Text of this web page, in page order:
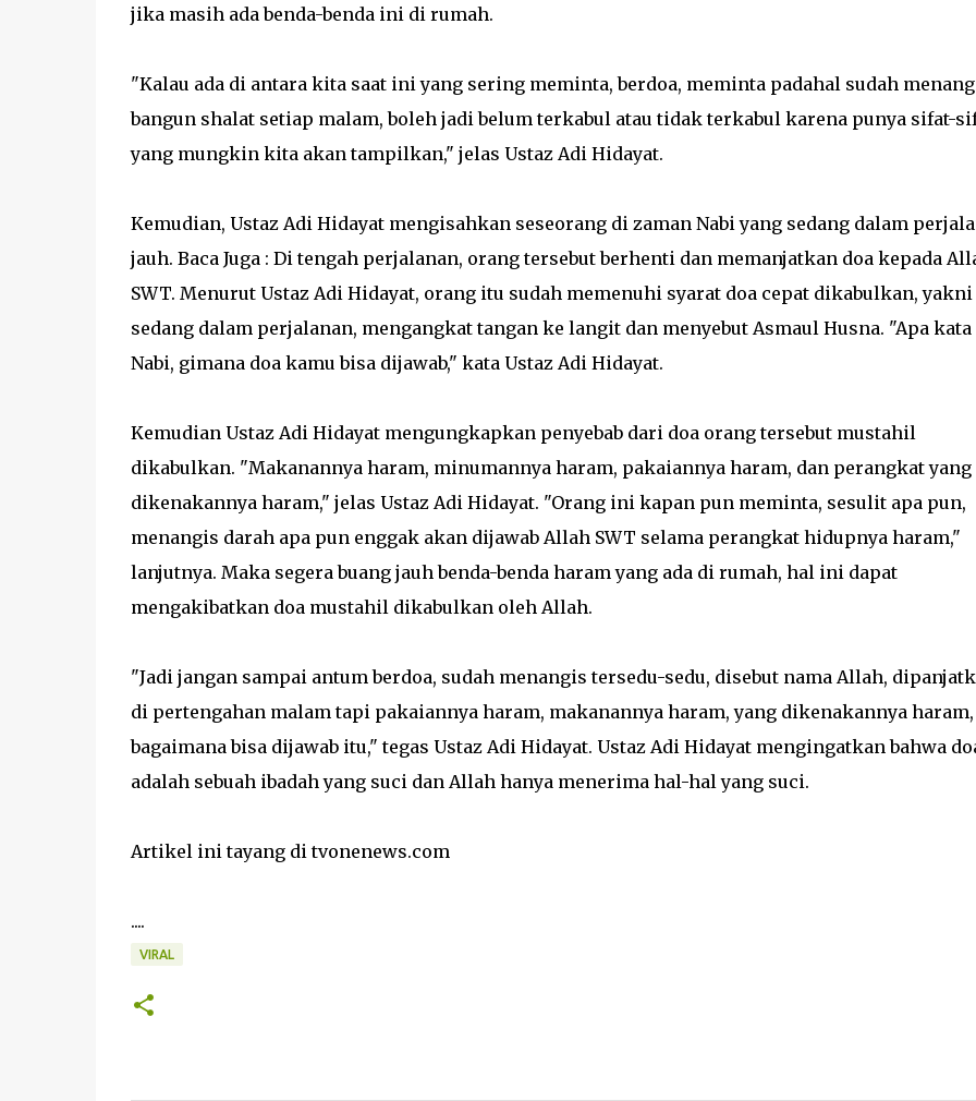
jika masih ada benda-benda ini di rumah.
"Kalau ada di antara kita saat ini yang sering meminta, berdoa, meminta padahal sudah
bangun shalat setiap malam, boleh jadi belum terkabul atau tidak terkabul karena punya sifat-
yang mungkin kita akan tampilkan," jelas Ustaz Adi Hidayat.
Kemudian, Ustaz Adi Hidayat mengisahkan seseorang di zaman Nabi yang sedang dalam
jauh. Baca Juga : Di tengah perjalanan, orang tersebut berhenti dan memanjatkan doa kepada
SWT. Menurut Ustaz Adi Hidayat, orang itu sudah memenuhi syarat doa cepat dikabulkan, yakni
sedang dalam perjalanan, mengangkat tangan ke langit dan menyebut Asmaul Husna. "Apa kata
Nabi, gimana doa kamu bisa dijawab," kata Ustaz Adi Hidayat.
Kemudian Ustaz Adi Hidayat mengungkapkan penyebab dari doa orang tersebut mustahil
dikabulkan. "Makanannya haram, minumannya haram, pakaiannya haram, dan perangkat yang
dikenakannya haram," jelas Ustaz Adi Hidayat. "Orang ini kapan pun meminta, sesulit apa pun,
menangis darah apa pun enggak akan dijawab Allah SWT selama perangkat hidupnya haram,"
lanjutnya. Maka segera buang jauh benda-benda haram yang ada di rumah, hal ini dapat
mengakibatkan doa mustahil dikabulkan oleh Allah.
"Jadi jangan sampai antum berdoa, sudah menangis tersedu-sedu, disebut nama Allah,
di pertengahan malam tapi pakaiannya haram, makanannya haram, yang dikenakannya haram,
bagaimana bisa dijawab itu," tegas Ustaz Adi Hidayat. Ustaz Adi Hidayat mengingatkan bahwa
adalah sebuah ibadah yang suci dan Allah hanya menerima hal-hal yang suci.
Artikel ini tayang di tvonenews.com
....
VIRAL